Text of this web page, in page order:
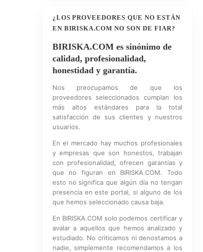
¿LOS PROVEEDORES QUE NO ESTÁN
EN BIRISKA.COM NO SON DE FIAR?
BIRISKA.COM es sinónimo de
calidad, profesionalidad,
honestidad y garantía.
Nos preocupamos de que los
proveedores seleccionados cumplan los
más altos estándares para la total
satisfacción de sus clientes y nuestros
usuarios.
En el mercado hay muchos profesionales
y empresas que son honestos, trabajan
con profesionalidad, ofrecen garantías y
que no figuran en BIRISKA.COM. Todo
esto no significa que algún día no tengan
presencia en este portal, si alguno de los
que hemos seleccionado causa baja.
En BIRISKA.COM solo podemos certificar y
avalar a aquellos que hemos analizado y
estudiado. No criticamos ni denostamos a
nadie, simplemente recomendamos a los